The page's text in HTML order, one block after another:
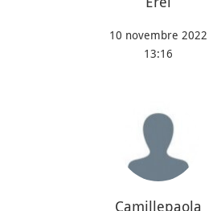
10 novembre 2022
13:16
Camillepaola